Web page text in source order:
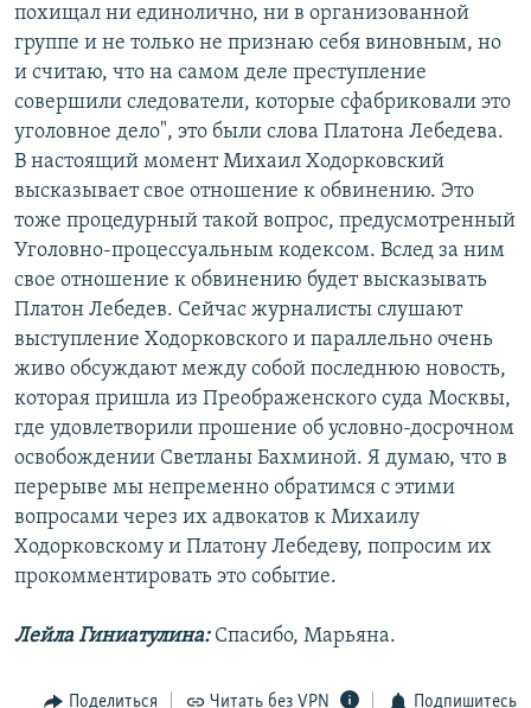
похищал ни единолично, ни в организованной
группе и не только не признаю себя виновным, но
и считаю, что на самом деле преступление
совершили следователи, которые сфабриковали это
уголовное дело", это были слова Платона Лебедева.
В настоящий момент Михаил Ходорковский
высказывает свое отношение к обвинению. Это
тоже процедурный такой вопрос, предусмотренный
Уголовно-процессуальным кодексом. Вслед за ним
свое отношение к обвинению будет высказывать
Платон Лебедев. Сейчас журналисты слушают
выступление Ходорковского и параллельно очень
живо обсуждают между собой последнюю новость,
которая пришла из Преображенского суда Москвы,
где удовлетворили прошение об условно-досрочном
освобождении Светланы Бахминой. Я думаю, что в
перерыве мы непременно обратимся с этими
вопросами через их адвокатов к Михаилу
Ходорковскому и Платону Лебедеву, попросим их
прокомментировать это событие.
Лейла Гиниатулина:Спасибо, Марьяна.
Поделиться Читать без VPN Подпишитесь